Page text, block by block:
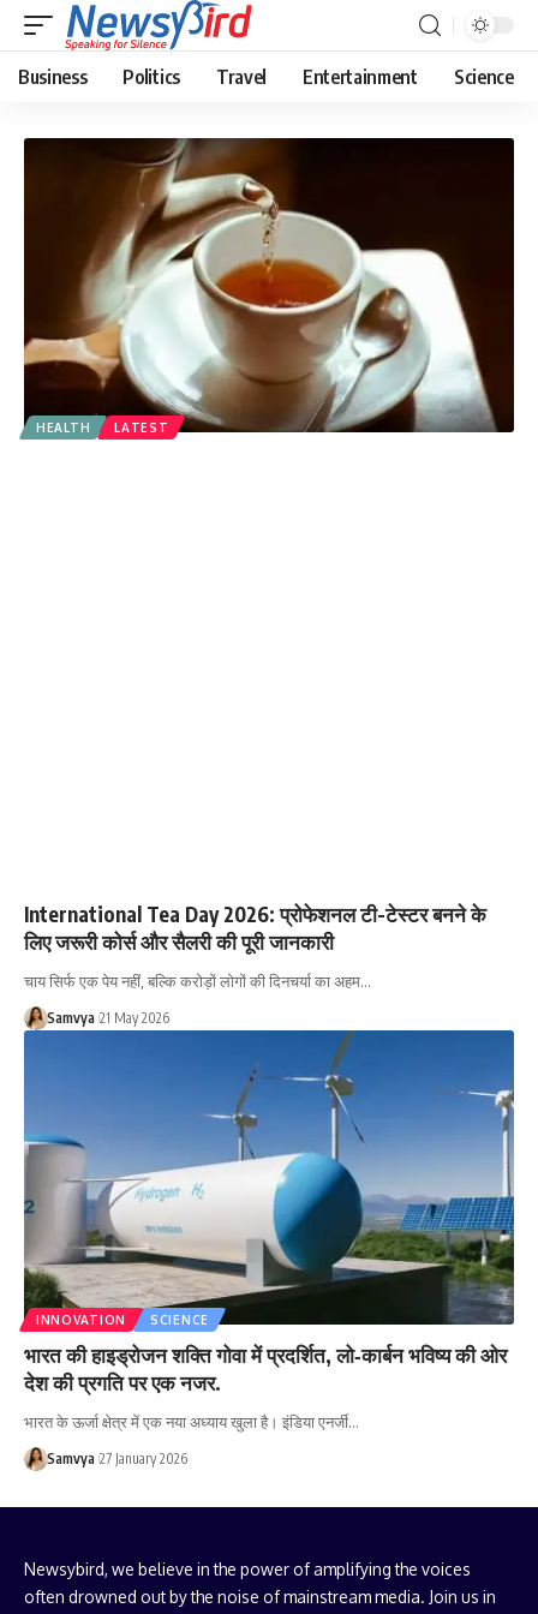
Business Politics Travel Entertainment Science
HEALTH LATEST
International Tea Day 2026: प्रोफेशनल टी-टेस्टर बनने के
लिए जरूरी कोर्स और सैलरी की पूरी जानकारी
चाय सिर्फ एक पेय नहीं, बल्कि करोड़ों लोगों की दिनचर्या का अहम…
Samvya 21 May 2026
INNOVATION SCIENCE
भारत की हाइड्रोजन शक्ति गोवा में प्रदर्शित, लो‑कार्बन भविष्य की ओर
देश की प्रगति पर एक नजर.
भारत के ऊर्जा क्षेत्र में एक नया अध्याय खुला है। इंडिया एनर्जी…
Samvya 27 January 2026
Newsybird, we believe in the power of amplifying the voices
often drowned out by the noise of mainstream media. Join us in